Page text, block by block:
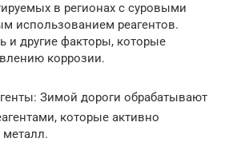
в регионах с суровыми
использованием реагентов.
и другие факторы, которые
коррозии.
Зимой дороги обрабатывают
которые активно
металл.